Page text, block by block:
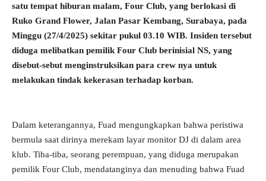
satu tempat hiburan malam, Four Club, yang berlokasi di
Ruko Grand Flower, Jalan Pasar Kembang, Surabaya, pada
Minggu (27/4/2025) sekitar pukul 03.10 WIB. Insiden tersebut
diduga melibatkan pemilik Four Club berinisial NS, yang
disebut-sebut menginstruksikan para crew nya untuk
melakukan tindak kekerasan terhadap korban.
Dalam keterangannya, Fuad mengungkapkan bahwa peristiwa
bermula saat dirinya merekam layar monitor DJ di dalam area
klub. Tiba-tiba, seorang perempuan, yang diduga merupakan
pemilik Four Club, mendatanginya dan menuding bahwa Fuad